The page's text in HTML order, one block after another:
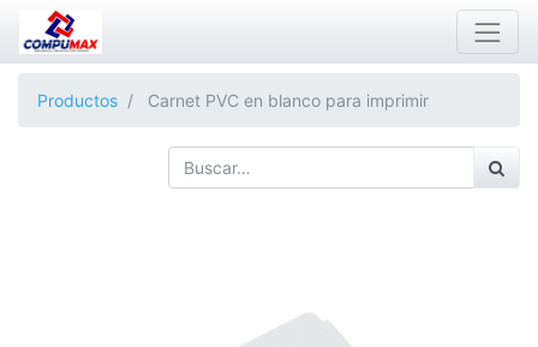
Productos Carnet PVC en blanco para imprimir